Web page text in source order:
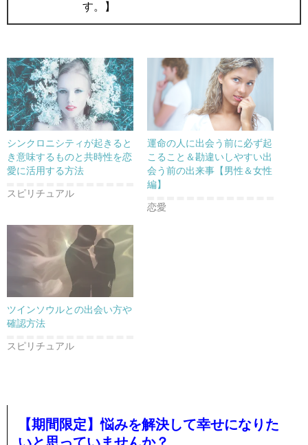
す。】
シンクロニシティが起きると
き意味するものと共時性を恋
愛に活用する方法
スピリチュアル
運命の人に出会う前に必ず起
こること＆勘違いしやすい出
会う前の出来事【男性＆女性
編】
恋愛
ツインソウルとの出会い方や
確認方法
スピリチュアル
【期間限定】悩みを解決して幸せになりた